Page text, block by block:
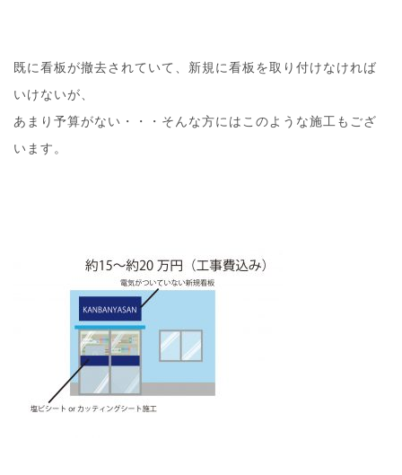
既に看板が撤去されていて、新規に看板を取り付けなければ
いけないが、
あまり予算がない・・・そんな方にはこのような施工もござ
います。